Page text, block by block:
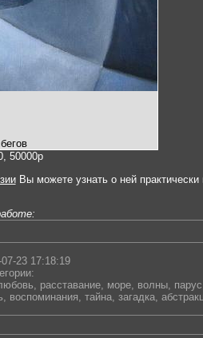
50000р
Вы можете узнать о ней практически
23 17:18:19
расставание, море, волны, парус
воспоминания тайна, загадка,